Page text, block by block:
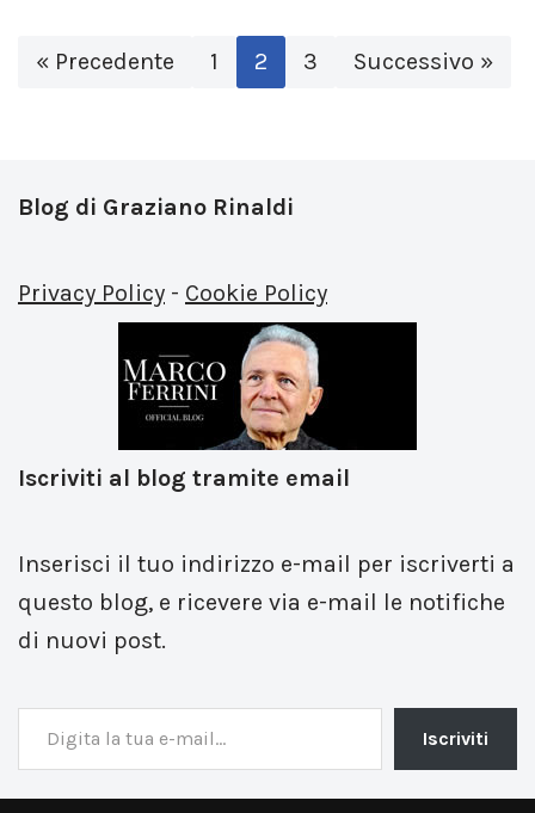
« Precedente 1 2 3 Successivo »
Blog di Graziano Rinaldi
Privacy Policy - Cookie Policy
Iscriviti al blog tramite email
Inserisci il tuo indirizzo e-mail per iscriverti a
questo blog, e ricevere via e-mail le notifiche
di nuovi post.
Iscriviti